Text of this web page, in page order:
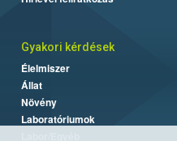
Gyakori kérdések
Élelmiszer
Állat
Növény
Laboratóriumok